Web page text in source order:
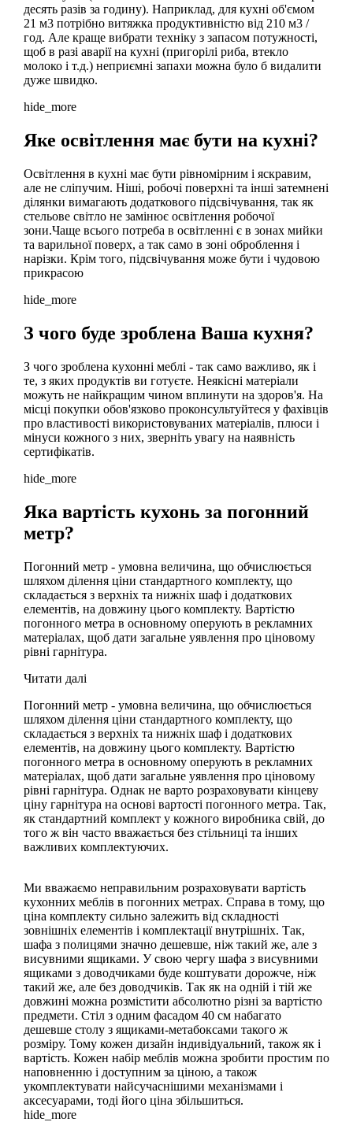
десять разів за годину). Наприклад, для кухні об'ємом
21 м3 потрібно витяжка продуктивністю від 210 м3 /
год. Але краще вибрати техніку з запасом потужності,
щоб в разі аварії на кухні (пригорілі риба, втекло
молоко і т.д.) неприємні запахи можна було б видалити
дуже швидко.
hide_more
Яке освітлення має бути на кухні?
Освітлення в кухні має бути рівномірним і яскравим,
але не сліпучим. Ніші, робочі поверхні та інші затемнені
ділянки вимагають додаткового підсвічування, так як
стельове світло не замінює освітлення робочої
зони.Чаще всього потреба в освітленні є в зонах мийки
та варильної поверх, а так само в зоні оброблення і
нарізки. Крім того, підсвічування може бути і чудовою
прикрасою
hide_more
З чого буде зроблена Ваша кухня?
З чого зроблена кухонні меблі - так само важливо, як і
те, з яких продуктів ви готуєте. Неякісні матеріали
можуть не найкращим чином вплинути на здоров'я. На
місці покупки обов'язково проконсультуйтеся у фахівців
про властивості використовуваних матеріалів, плюси і
мінуси кожного з них, зверніть увагу на наявність
сертифікатів.
hide_more
Яка вартість кухонь за погонний
метр?
Погонний метр - умовна величина, що обчислюється
шляхом ділення ціни стандартного комплекту, що
складається з верхніх та нижніх шаф і додаткових
елементів, на довжину цього комплекту. Вартістю
погонного метра в основному оперують в рекламних
матеріалах, щоб дати загальне уявлення про ціновому
рівні гарнітура.
Читати далі
Погонний метр - умовна величина, що обчислюється
шляхом ділення ціни стандартного комплекту, що
складається з верхніх та нижніх шаф і додаткових
елементів, на довжину цього комплекту. Вартістю
погонного метра в основному оперують в рекламних
матеріалах, щоб дати загальне уявлення про ціновому
рівні гарнітура. Однак не варто розраховувати кінцеву
ціну гарнітура на основі вартості погонного метра. Так,
як стандартний комплект у кожного виробника свій, до
того ж він часто вважається без стільниці та інших
важливих комплектуючих.
Ми вважаємо неправильним розраховувати вартість
кухонних меблів в погонних метрах. Справа в тому, що
ціна комплекту сильно залежить від складності
зовнішніх елементів і комплектації внутрішніх. Так,
шафа з полицями значно дешевше, ніж такий же, але з
висувними ящиками. У свою чергу шафа з висувними
ящиками з доводчиками буде коштувати дорожче, ніж
такий же, але без доводчиків. Так як на одній і тій же
довжині можна розмістити абсолютно різні за вартістю
предмети. Стіл з одним фасадом 40 см набагато
дешевше столу з ящиками-метабоксами такого ж
розміру. Тому кожен дизайн індивідуальний, також як і
вартість. Кожен набір меблів можна зробити простим по
наповненню і доступним за ціною, а також
укомплектувати найсучаснішими механізмами і
аксесуарами, тоді його ціна збільшиться.
hide_more